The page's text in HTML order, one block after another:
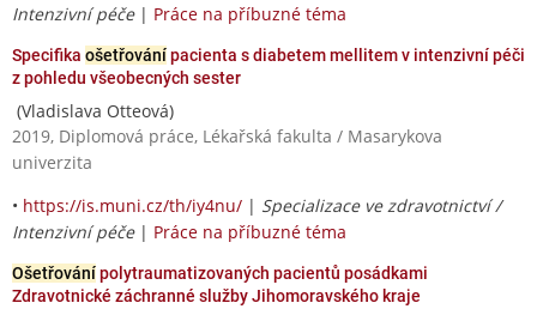
Intenzivní péče| Práce na příbuzné téma
Specifika ošetřovánípacienta s diabetem mellitem v intenzivní péči
z pohledu všeobecných sester
(Vladislava Otteová)
2019, Diplomová práce, Lékařská fakulta / Masarykova
univerzita
• https://is.muni.cz/th/iy4nu/ | Specializace ve zdravotnictví /
Intenzivní péče| Práce na příbuzné téma
Ošetřovánípolytraumatizovaných pacientů posádkami
Zdravotnické záchranné služby Jihomoravského kraje